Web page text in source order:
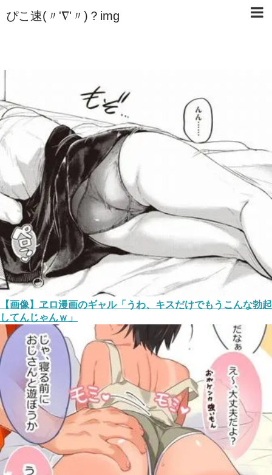
ぴこ速(〃'∇'〃)？img
【画像】ヱロ漫画のギャル「うわ、キスだけでもうこんな勃起
してんじゃんｗ」